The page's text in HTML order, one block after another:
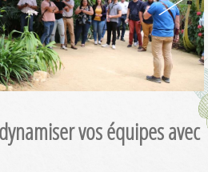
vos équipes avec